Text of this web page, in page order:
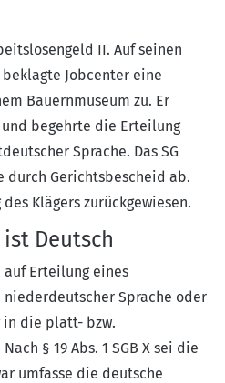
II. Auf seinen
Jobcenter eine
Bauernmuseum zu. Er
begehrte die Erteilung
Sprache. Das SG
durch Gerichtsbescheid ab.
Klägers zurückgewiesen.
Deutsch
auf Erteilung eines
Sprache oder
in die platt- bzw.
§ 19 Abs. 1 SGB X sei die
umfasse die deutsche